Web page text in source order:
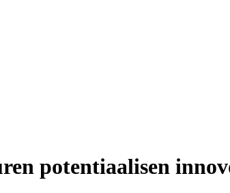
potentiaalisen